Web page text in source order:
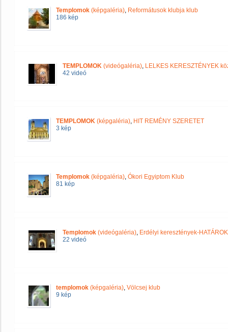
Templomok (képgaléria), Reformátusok klubja klub
186 kép
TEMPLOMOK (videógaléria), LELKES KERESZTÉNYEK
42 videó
TEMPLOMOK (képgaléria), HIT REMÉNY SZERETET
3 kép
Templomok (képgaléria), Ókori Egyiptom Klub
81 kép
Templomok (videógaléria), Erdélyi keresztények-
22 videó
templomok (képgaléria), Völcsej klub
9 kép